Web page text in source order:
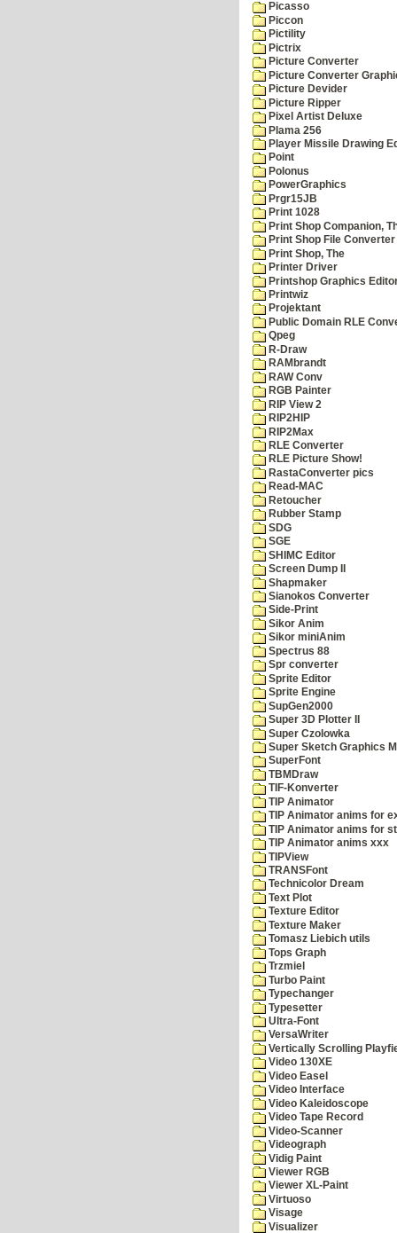
Picasso
Piccon
Pictility
Pictrix
Picture Converter
Picture Converter
Picture Devider
Picture Ripper
Pixel Artist Deluxe
Plama 256
Player Missile Drawing
Point
Polonus
PowerGraphics
Prgr15JB
Print 1028
Print Shop Companion,
Print Shop File Converter
Print Shop, The
Printer Driver
Printshop Graphics
Printwiz
Projektant
Public Domain RLE
Qpeg
R-Draw
RAMbrandt
RAW Conv
RGB Painter
RIP View 2
RIP2HIP
RIP2Max
RLE Converter
RLE Picture Show!
RastaConverter pics
Read-MAC
Retoucher
Rubber Stamp
SDG
SGE
SHIMC Editor
Screen Dump II
Shapmaker
Sianokos Converter
Side-Print
Sikor Anim
Sikor miniAnim
Spectrus 88
Spr converter
Sprite Editor
Sprite Engine
SupGen2000
Super 3D Plotter II
Super Czolowka
Super Sketch Graphics
SuperFont
TBMDraw
TIF-Konverter
TIP Animator
TIP Animator anims for
TIP Animator anims for
TIP Animator anims xxx
TIPView
TRANSFont
Technicolor Dream
Text Plot
Texture Editor
Texture Maker
Tomasz Liebich utils
Tops Graph
Trzmiel
Turbo Paint
Typechanger
Typesetter
Ultra-Font
VersaWriter
Vertically Scrolling
Video 130XE
Video Easel
Video Interface
Video Kaleidoscope
Video Tape Record
Video-Scanner
Videograph
Vidig Paint
Viewer RGB
Viewer XL-Paint
Virtuoso
Visage
Visualizer